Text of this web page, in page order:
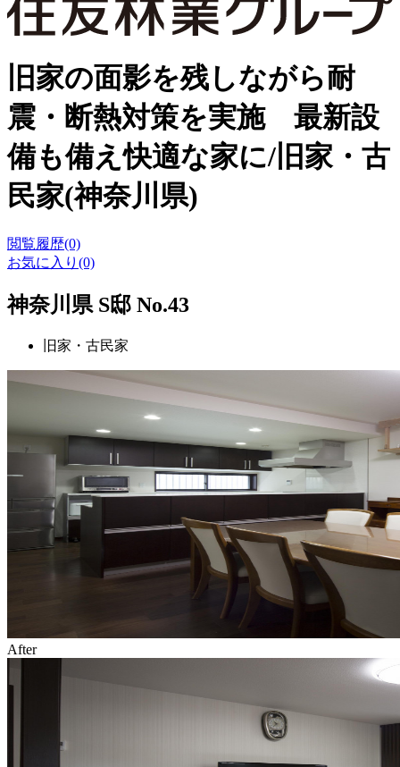
旧家の面影を残しながら耐
震・断熱対策を実施 最新設
備も備え快適な家に/旧家・古
民家(神奈川県)
閲覧履歴(0)
お気に入り(0)
神奈川県 S邸 No.43
旧家・古民家
After